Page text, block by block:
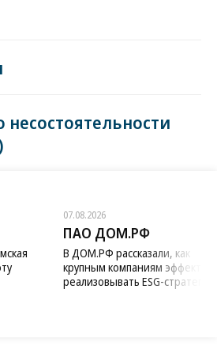
07.08.2026
ПАО ДОМ.РФ
В ДОМ.РФ рассказали, как
крупным компаниям
реализовывать ESG-стратегию